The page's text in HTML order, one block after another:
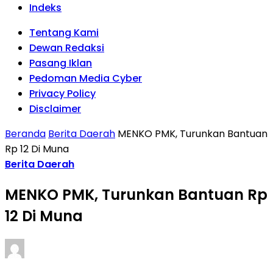
Indeks
Tentang Kami
Dewan Redaksi
Pasang Iklan
Pedoman Media Cyber
Privacy Policy
Disclaimer
Beranda Berita Daerah MENKO PMK, Turunkan Bantuan
Rp 12 Di Muna
Berita Daerah
MENKO PMK, Turunkan Bantuan Rp
12 Di Muna